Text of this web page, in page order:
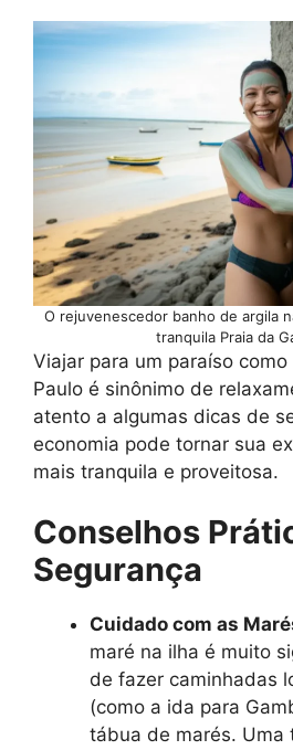
O rejuvenescedor banho de argila
tranquila Praia da
Viajar para um paraíso
Paulo é sinônimo de
atento a algumas dicas de
economia pode tornar sua
mais tranquila e proveitosa.
Conselhos
Segurança
Cuidado com as
maré na ilha é muito
de fazer caminhadas
(como a ida para
tábua de marés. Uma